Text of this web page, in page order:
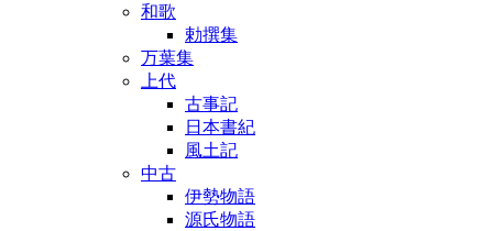
和歌
勅撰集
万葉集
上代
古事記
日本書紀
風土記
中古
伊勢物語
源氏物語